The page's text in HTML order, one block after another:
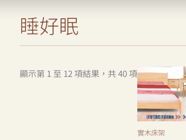
睡好眠
顯示第 1 至 12 項結果，共 40 項
實木床架